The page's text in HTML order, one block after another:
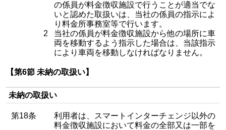
の係員が料金徴収施設で行うことが適当でな
いと認めた取扱いは、当社の係員の指示によ
り料金所事務室等で行います。
2 当社の係員が料金徴収施設から他の場所に車
両を移動するよう指示した場合は、当該指示
により車両を移動しなければなりません。
【第6節 未納の取扱い】
未納の取扱い
第18条
利用者は、スマートインターチェンジ以外の
料金徴収施設において料金の全部又は一部を